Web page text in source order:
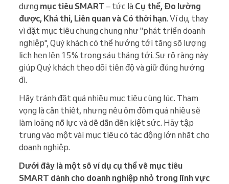
dựng mục tiêu SMART – tức là Cụ thể, Đo lường
được, Khả thi, Liên quan và Có thời hạn. Ví dụ, thay
vì đặt mục tiêu chung chung như "phát triển doanh
nghiệp", Quý khách có thể hướng tới tăng số lượng
lịch hẹn lên 15% trong sáu tháng tới. Sự rõ ràng này
giúp Quý khách theo dõi tiến độ và giữ đúng hướng
đi.
Hãy tránh đặt quá nhiều mục tiêu cùng lúc. Tham
vọng là cần thiết, nhưng nếu ôm đồm quá nhiều sẽ
làm loãng nỗ lực và dễ dẫn đến kiệt sức. Hãy tập
trung vào một vài mục tiêu có tác động lớn nhất cho
doanh nghiệp.
Dưới đây là một số ví dụ cụ thể về mục tiêu
SMART dành cho doanh nghiệp nhỏ trong lĩnh vực